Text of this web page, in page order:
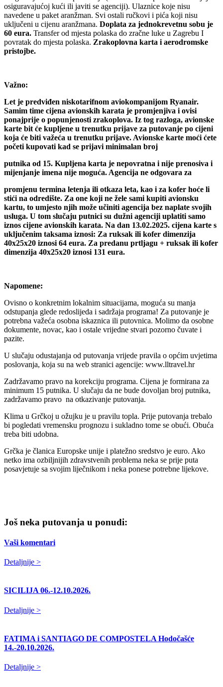
osiguravajućoj kući ili javiti se agenciji). Ulaznice koje nisu
navedene u paket aranžman. Svi ostali ručkovi i pića koji nisu
uključeni u cijenu aranžmana. Doplata za jednokrevetnu sobu je
60 eura. Transfer od mjesta polaska do zračne luke u Zagrebu I
povratak do mjesta polaska. Zrakoplovna karta i aerodromske
pristojbe.
Važno:
Let je predviđen niskotarifnom aviokompanijom Ryanair.
Samim time cijena avionskih karata je promjenjiva i ovisi
ponajprije o popunjenosti zrakoplova. Iz tog razloga, avionske
karte bit će kupljene u trenutku prijave za putovanje po cijeni
koja će biti važeća u trenutku prijave. Avionske karte moći ćete
početi kupovati kad se prijavi minimalan broj
putnika od 15. Kupljena karta je nepovratna i nije prenosiva i
mijenjanje imena nije moguća. Agencija ne odgovara za
promjenu termina letenja ili otkaza leta, kao i za kofer hoće li
stići na odredište. Za one koji ne žele sami kupiti avionsku
kartu, to umjesto njih može učiniti agencija bez naplate svojih
usluga. U tom slučaju putnici su dužni agenciji uplatiti samo
iznos cijene avionskih karata. Na dan 13.02.2025. cijena karte s
uključenim taksama iznosi: Za ruksak ili kofer dimenzija
40x25x20 iznosi 64 eura. Za predanu prtljagu + ruksak ili kofer
dimenzija 40x25x20 iznosi 131 eura.
Napomene:
Ovisno o konkretnim lokalnim situacijama, moguća su manja
odstupanja glede redoslijeda i sadržaja programa! Za putovanje je
potrebna važeća osobna iskaznica ili putovnica. Molimo da osobne
dokumente, novac, kao i ostale vrijedne stvari pozorno čuvate i
pazite.
U slučaju odustajanja od putovanja vrijede pravila o općim uvjetima
poslovanja, koja su na web stranici agencije: www.lltravel.hr
Zadržavamo pravo na korekciju programa. Cijena je formirana za
minimum 15 putnika. U slučaju da ne bude dovoljan broj putnika,
zadržavamo pravo na otkazivanje putovanja.
Klima u Grčkoj u ožujku je u pravilu topla. Prije putovanja trebalo
bi pogledati vremensku prognozu i sukladno tome se obući. Obuća
treba biti udobna.
Grčka je članica Europske unije i platežno sredstvo je euro. Ako
netko ima ozbiljnijih zdravstvenih problema neka se prije puta
posavjetuje sa svojim liječnikom i neka ponese potrebne lijekove.
Još neka putovanja u ponudi:
Vaši komentari
Detaljnije >
SICILIJA 06.-12.10.2026.
Detaljnije >
FATIMA i SANTIAGO DE COMPOSTELA Hodočašće
14.-20.10.2026.
Detaljnije >